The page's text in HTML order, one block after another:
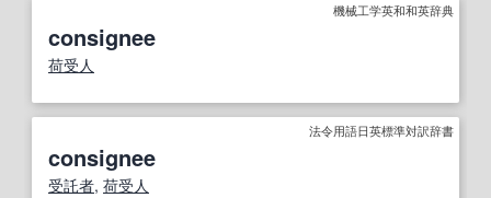
機械工学英和和英辞典
consignee
荷受人
法令用語日英標準対訳辞書
consignee
受託者, 荷受人